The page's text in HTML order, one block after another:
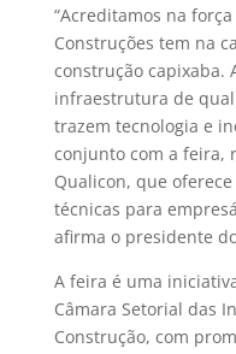
“Acreditamos na
Construções tem na
construção capixaba.
infraestrutura de
trazem tecnologia e
conjunto com a feira,
Qualicon, que
técnicas para
afirma o presidente
A feira é uma
Câmara Setorial das
Construção, com